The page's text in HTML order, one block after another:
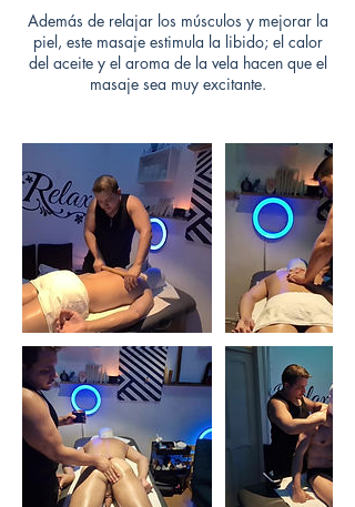
Además de relajar los músculos y mejorar la
piel, este masaje estimula la libido; el calor
del aceite y el aroma de la vela hacen que el
masaje sea muy excitante.